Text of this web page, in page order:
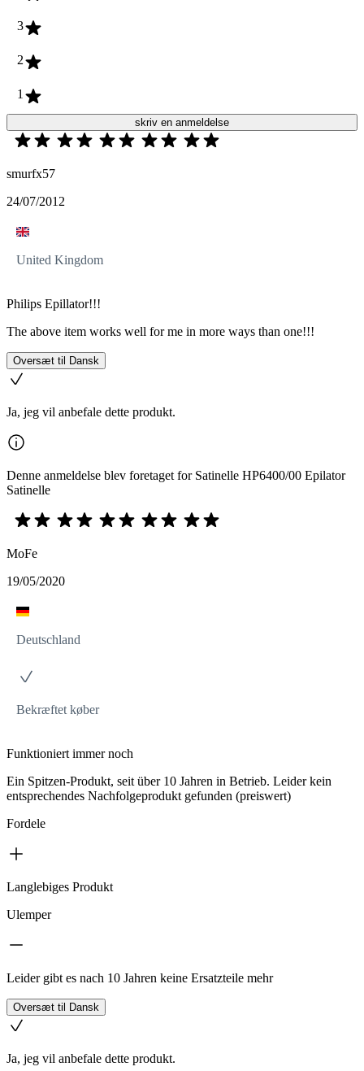
3
2
1
skriv en anmeldelse
smurfx57
24/07/2012
United Kingdom
Philips Epillator!!!
The above item works well for me in more ways than one!!!
Oversæt til Dansk
Ja, jeg vil anbefale dette produkt.
Denne anmeldelse blev foretaget for Satinelle HP6400/00 Epilator
Satinelle
MoFe
19/05/2020
Deutschland
Bekræftet køber
Funktioniert immer noch
Ein Spitzen-Produkt, seit über 10 Jahren in Betrieb. Leider kein
entsprechendes Nachfolgeprodukt gefunden (preiswert)
Fordele
Langlebiges Produkt
Ulemper
Leider gibt es nach 10 Jahren keine Ersatzteile mehr
Oversæt til Dansk
Ja, jeg vil anbefale dette produkt.